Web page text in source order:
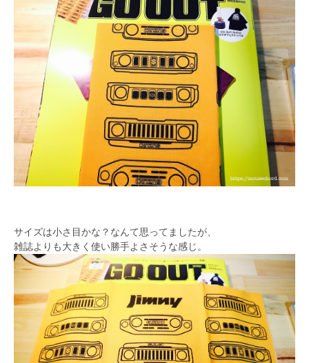
サイズは小さ目かな？なんて思ってましたが、
雑誌よりも大きく使い勝手よさそうな感じ。